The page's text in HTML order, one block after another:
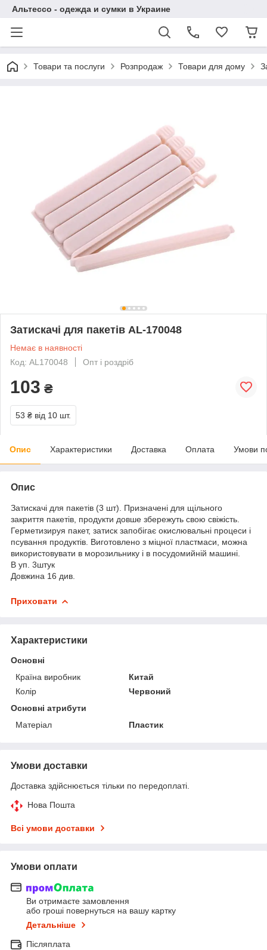
Альтессо - одежда и сумки в Украине
Товари та послуги Розпродаж Товари для дому
Затискачі для пакетів AL-170048
Немає в наявності
Код: AL170048
Опт і роздріб
103 ₴
53 ₴ від 10 шт.
Опис Характеристики Доставка Оплата Умови
Опис
Затискачі для пакетів (3 шт). Призначені для щільного
закриття пакетів, продукти довше збережуть свою свіжість.
Герметизируя пакет, затиск запобігає окислювальні процеси і
псування продуктів. Виготовлено з міцної пластмаси, можна
використовувати в морозильнику і в посудомийній машині.
В уп. 3штук
Довжина 16 див.
Приховати
Характеристики
Основні
Країна виробник
Китай
Колір
Червоний
Основні атрибути
Матеріал
Пластик
Умови доставки
Доставка здійснюється тільки по передоплаті.
Нова Пошта
Всі умови доставки
Умови оплати
Ви отримаєте замовлення
або гроші повернуться на вашу картку
Детальніше
Післяплата